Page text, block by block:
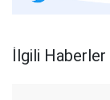
İlgili Haberler